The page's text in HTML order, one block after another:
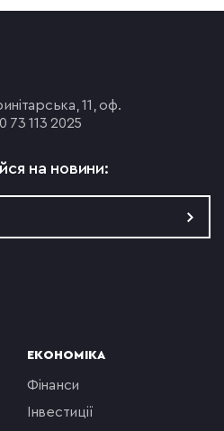
11, оф.
73 113 2025
на новини:
ЕКОНОМІКА
фінанси
інвестиції